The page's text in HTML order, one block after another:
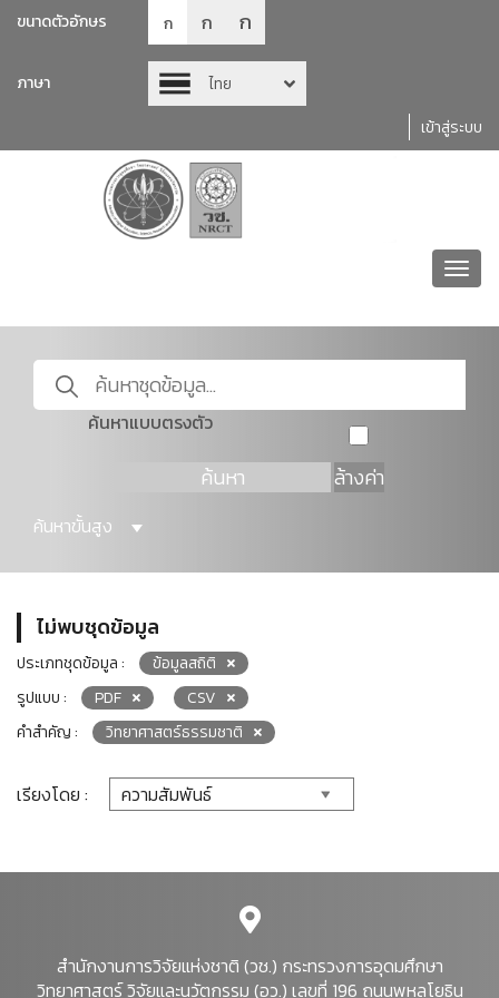
ขนาดตัวอักษร ก ก ก
ภาษา
ไทย
เข้าสู่ระบบ
ค้นหาแบบตรงตัว
ค้นหา ล้างค่า
ค้นหาขั้นสูง
ไม่พบชุดข้อมูล
ประเภทชุดข้อมูล :
ข้อมูลสถิติ
รูปแบบ :
PDF
CSV
คำสำคัญ :
วิทยาศาสตร์ธรรมชาติ
เรียงโดย :
สำนักงานการวิจัยแห่งชาติ (วช.) กระทรวงการอุดมศึกษา
วิทยาศาสตร์ วิจัยและนวัตกรรม (อว.) เลขที่ 196 ถนนพหลโยธิน